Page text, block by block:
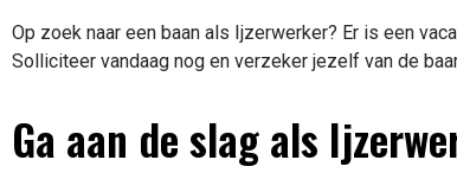
Op zoek naar een baan als Ijzerwerker? Er is een
Solliciteer vandaag nog en verzeker jezelf van de
Ga aan de slag als